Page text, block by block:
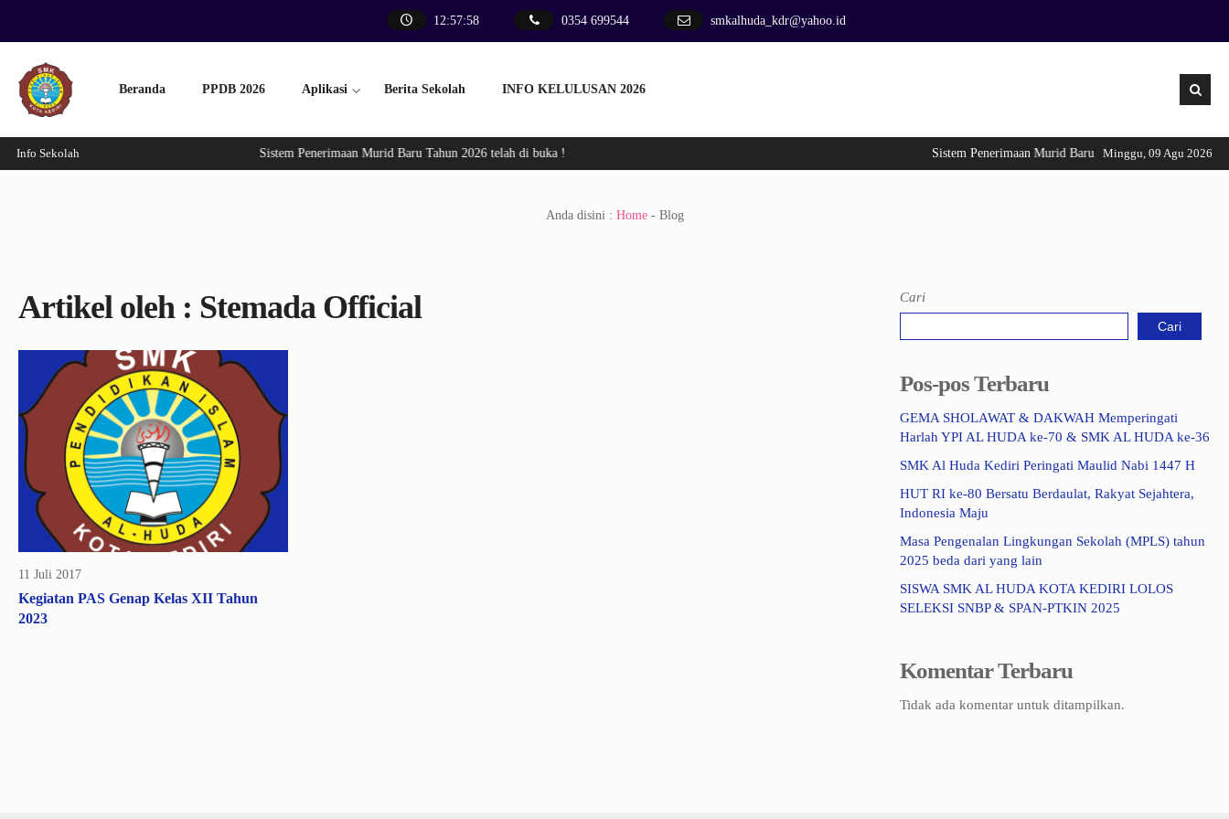
12:57:58 0354 699544 smkalhuda_kdr@yahoo.id
Beranda PPDB 2026 Aplikasi Berita Sekolah INFO KELULUSAN 2026
Info Sekolah Minggu, 09 Agu 2026
Sistem Penerimaan Murid Baru Tahun 2026 telah di buka
Sistem Penerimaan Murid Baru Tahun 2026 telah di buka !
Anda disini : Home- Blog
Artikel oleh : Stemada Official
11 Juli 2017
Kegiatan PAS Genap Kelas XII Tahun
2023
Cari
Cari
Pos-pos Terbaru
GEMA SHOLAWAT & DAKWAH Memperingati
Harlah YPI AL HUDA ke-70 & SMK AL HUDA ke-36
SMK Al Huda Kediri Peringati Maulid Nabi 1447 H
HUT RI ke-80 Bersatu Berdaulat, Rakyat Sejahtera,
Indonesia Maju
Masa Pengenalan Lingkungan Sekolah (MPLS) tahun
2025 beda dari yang lain
SISWA SMK AL HUDA KOTA KEDIRI LOLOS
SELEKSI SNBP & SPAN-PTKIN 2025
Komentar Terbaru
Tidak ada komentar untuk ditampilkan.